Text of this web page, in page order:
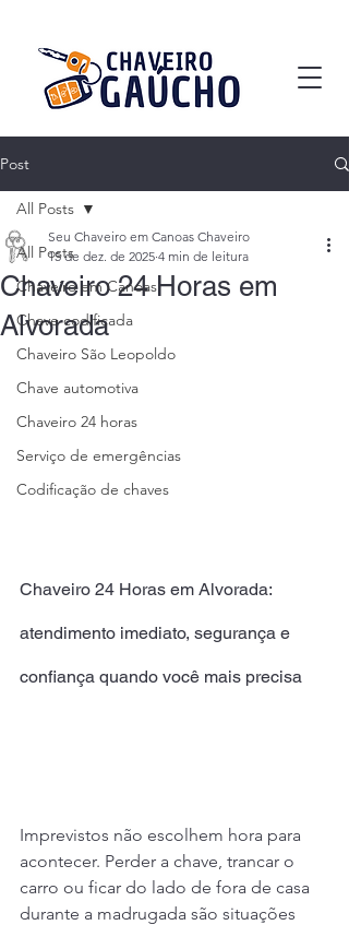
Post
All Posts
Chaveiro em Canoas
Chave codificada
Chaveiro São Leopoldo
Chave automotiva
Chaveiro 24 horas
Serviço de emergências
Codificação de chaves
All Posts
Chaveiro 24 Horas em
Alvorada
Seu Chaveiro em Canoas Chaveiro
15 de dez. de 2025 4 min de leitura
Chaveiro 24 Horas em Alvorada:
atendimento imediato, segurança e
confiança quando você mais precisa
Imprevistos não escolhem hora para
acontecer. Perder a chave, trancar o
carro ou ficar do lado de fora de casa
durante a madrugada são situações